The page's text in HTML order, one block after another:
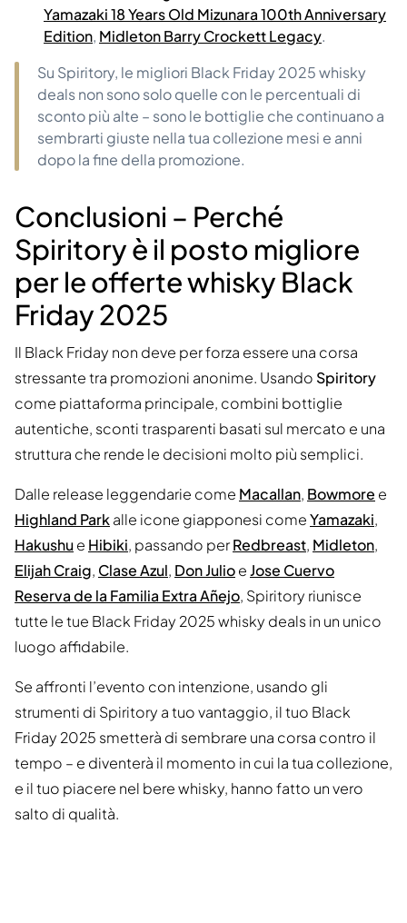
Yamazaki 18 Years Old Mizunara 100th Anniversary
Edition, Midleton Barry Crockett Legacy.
Su Spiritory, le migliori Black Friday 2025 whisky
deals non sono solo quelle con le percentuali di
sconto più alte – sono le bottiglie che continuano a
sembrarti giuste nella tua collezione mesi e anni
dopo la fine della promozione.
Conclusioni – Perché
Spiritory è il posto migliore
per le offerte whisky Black
Friday 2025
Il Black Friday non deve per forza essere una corsa
stressante tra promozioni anonime. Usando Spiritory
come piattaforma principale, combini bottiglie
autentiche, sconti trasparenti basati sul mercato e una
struttura che rende le decisioni molto più semplici.
Dalle release leggendarie come Macallan, Bowmore e
Highland Parkalle icone giapponesi comeYamazaki,
Hakushue Hibiki, passando perRedbreast, Midleton,
Elijah Craig, Clase Azul, Don JulioeJose Cuervo
Reserva de la Familia Extra Añejo, Spiritory riunisce
tutte le tue Black Friday 2025 whisky deals in un unico
luogo affidabile.
Se affronti l’evento con intenzione, usando gli
strumenti di Spiritory a tuo vantaggio, il tuo Black
Friday 2025 smetterà di sembrare una corsa contro il
tempo – e diventerà il momento in cui la tua collezione,
e il tuo piacere nel bere whisky, hanno fatto un vero
salto di qualità.